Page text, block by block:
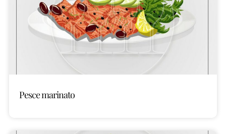
Pesce marinato